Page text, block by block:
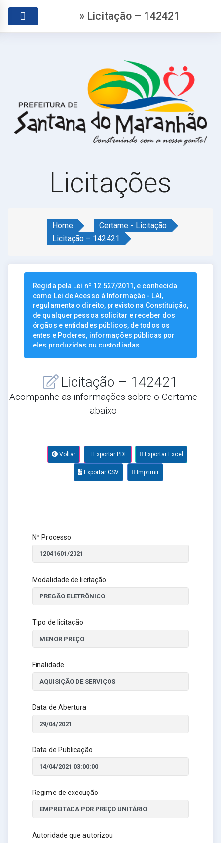
» Licitação – 142421
Licitações
Home
Certame - Licitação
Licitação – 142421
Regida pela Lei nº 12.527/2011, e conhecida
como Lei de Acesso à Informação - LAI,
regulamenta o direito, previsto na Constituição,
de qualquer pessoa solicitar e receber dos
órgãos e entidades públicos, de todos os
entes e Poderes, informações públicas por
eles produzidas ou custodiadas.
Licitação – 142421
Acompanhe as informações sobre o Certame
abaixo
Voltar Exportar PDF Exportar Excel
Exportar CSV Imprimir
Nº Processo
Modalidade de licitação
Tipo de licitação
Finalidade
Data de Abertura
Data de Publicação
Regime de execução
Autoridade que autorizou